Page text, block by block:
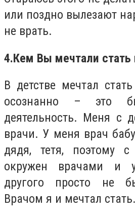
или поздно вылезают
не врать.
4.Кем Вы мечтали стать
В детстве мечтал
осознанно – это
деятельность. Меня с
врачи. У меня врач
дядя, тетя, поэтому
окружен врачами и
другого просто не
Врачом я и мечтал стать.